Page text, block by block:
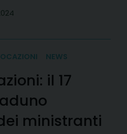
NEWS
il 17
ministranti